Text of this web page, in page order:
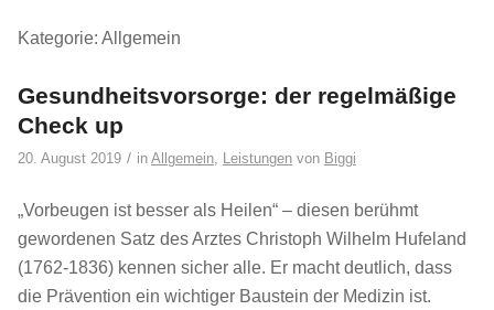
Kategorie: Allgemein
Gesundheitsvorsorge: der regelmäßige
Check up
20. August 2019 / in Allgemein Leistungen von Biggi
„Vorbeugen ist besser als Heilen“ – diesen berühmt
gewordenen Satz des Arztes Christoph Wilhelm Hufeland
(1762-1836) kennen sicher alle. Er macht deutlich, dass
die Prävention ein wichtiger Baustein der Medizin ist.